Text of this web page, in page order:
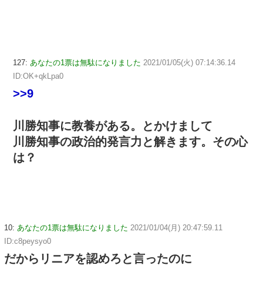
127: あなたの1票は無駄になりました 2021/01/05(火) 07:14:36.14
ID:OK+qkLpa0
>>9
川勝知事に教養がある。とかけまして
川勝知事の政治的発言力と解きます。その心
は？
10: あなたの1票は無駄になりました 2021/01/04(月) 20:47:59.11
ID:c8peysyo0
だからリニアを認めろと言ったのに